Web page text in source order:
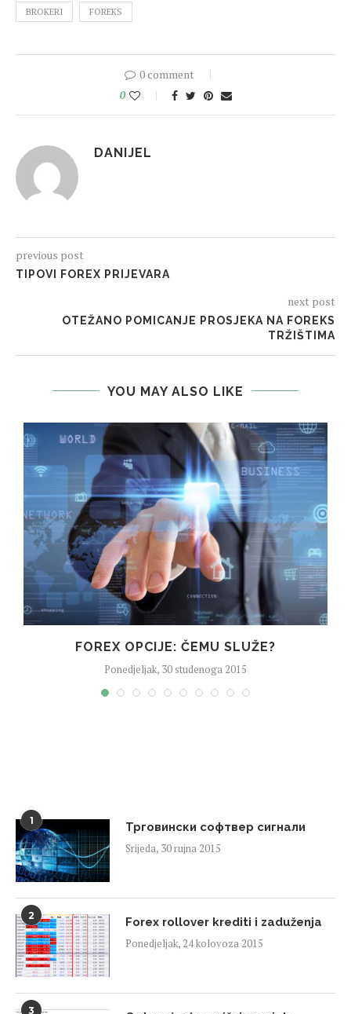
BROKERI FOREKS
0 comment
0
DANIJEL
previous post
TIPOVI FOREX PRIJEVARA
next post
OTEŽANO POMICANJE PROSJEKA NA FOREKS
TRŽIŠTIMA
YOU MAY ALSO LIKE
FOREX OPCIJE: ČEMU SLUŽE?
Ponedjeljak, 30 studenoga 2015
1
Трговински софтвер сигнали
Srijeda, 30 rujna 2015
2
Forex rollover krediti i zaduženja
Ponedjeljak, 24 kolovoza 2015
3